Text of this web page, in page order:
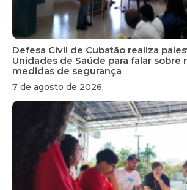
Defesa Civil de Cubatão realiza
Unidades de Saúde para falar sobre
medidas de segurança
7 de agosto de 2026